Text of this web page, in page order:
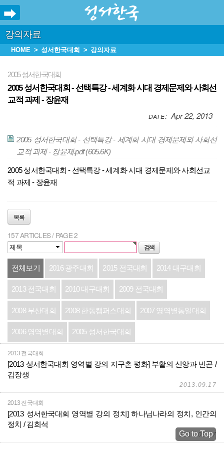
강의자료
HOME 성서한국대회 강의자료
2005 성서한국대회
2005 성서한국대회 - 선택특강 - 세계화 시대 경제문제와 사회선
교적 과제 - 장윤재
Apr 22, 2013
2005 성서한국대회 - 선택특강 - 세계화 시대 경제문제와 사회선
교적 과제 - 장윤재.pdf(605.6K)
2005 성서한국대회 - 선택특강 - 세계화 시대 경제문제와 사회선교
적 과제 - 장윤재
목록
157 ARTICLES / PAGE 2
전체보기 2016 광주대회 2015 전국대회 2014 대구대회
2013 전국대회 2010 대구대회 2009 전국대회
2008 부산대회 2008 한동캠퍼스대회 2007 영역별통일대회
2006 영역별대회 2005 성서한국대회
2013 전국대회
[2013 성서한국대회 영역별 강의 지구촌 평화] 부활의 신앙과 빈곤 /
김장생
2013.09.17
2013 전국대회
[2013 성서한국대회 영역별 강의 정치] 하나님나라의 정치, 인간의
정치 / 김희석
2013.09.17
Go to Top